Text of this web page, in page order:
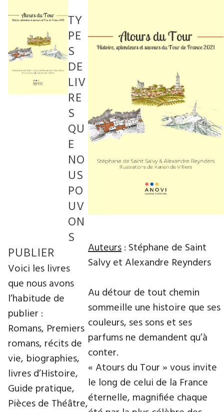
Auteurs: Stéphane de Saint
Salvy et Alexandre Reynders
Au détour de tout chemin
sommeille une histoire que ses
couleurs, ses sons et ses
parfums ne demandent qu’à
conter.
« Atours du Tour » vous invite
le long de celui de la France
éternelle, magnifiée chaque
TY
PE
S
DE
LIV
RE
S
QU
E
NO
US
PO
UV
ON
S
PUBLIER
Voici les livres
que nous avons
l’habitude de
publier :
Romans, Premiers
romans, récits de
vie, biographies,
livres d’Histoire,
Guide pratique,
Pièces de Théâtre,